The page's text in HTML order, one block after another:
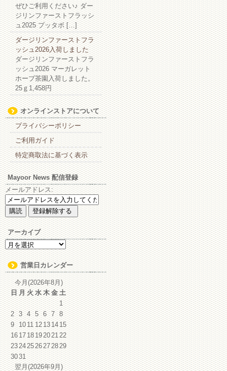
ぜひご利用ください♪ ダー
ジリンファーストフラッシ
ュ2025 プッタボ […]
ダージリンファーストフラ
ッシュ2026入荷しました
ダージリンファーストフラ
ッシュ2026 マーガレット
ホープ茶園入荷しました。
25ｇ1,458円
オンラインストアについて
プライバシーポリシー
ご利用ガイド
特定商取法に基づく表示
Mayoor News 配信登録
メールアドレス:
アーカイブ
ア
ー
カ
イ
ブ
営業日カレンダー
今月(2026年8月)
日 月 火 水 木 金 土
1
2 3 4 5 6 7 8
9 1011 12131415
16171819202122
23242526272829
3031
翌月(2026年9月)